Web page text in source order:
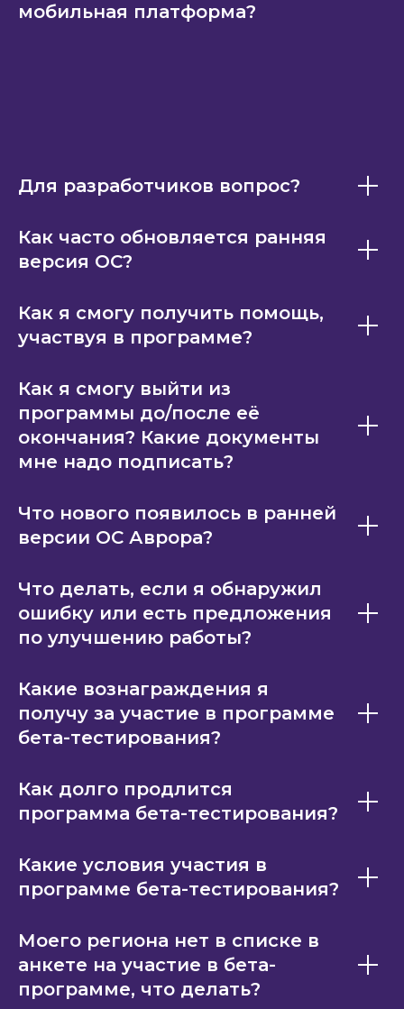
мобильная платформа?
Для разработчиков вопрос?
Как часто обновляется ранняя
версия ОС?
Как я смогу получить помощь,
участвуя в программе?
Как я смогу выйти из
программы до/после её
окончания? Какие документы
мне надо подписать?
Что нового появилось в ранней
версии ОС Аврора?
Что делать, если я обнаружил
ошибку или есть предложения
по улучшению работы?
Какие вознаграждения я
получу за участие в программе
бета-тестирования?
Как долго продлится
программа бета-тестирования?
Какие условия участия в
программе бета-тестирования?
Моего региона нет в списке в
анкете на участие в бета-
программе, что делать?